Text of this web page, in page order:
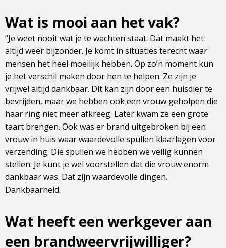
Wat is mooi aan het vak?
“Je weet nooit wat je te wachten staat. Dat maakt het
altijd weer bijzonder. Je komt in situaties terecht waar
mensen het heel moeilijk hebben. Op zo’n moment kun
je het verschil maken door hen te helpen. Ze zijn je
vrijwel altijd dankbaar. Dit kan zijn door een huisdier te
bevrijden, maar we hebben ook een vrouw geholpen die
haar ring niet meer afkreeg. Later kwam ze een grote
taart brengen. Ook was er brand uitgebroken bij een
vrouw in huis waar waardevolle spullen klaarlagen voor
verzending. Die spullen we hebben we veilig kunnen
stellen. Je kunt je wel voorstellen dat die vrouw enorm
dankbaar was. Dat zijn waardevolle dingen.
Dankbaarheid.
Wat heeft een werkgever aan
een brandweervrijwilliger?